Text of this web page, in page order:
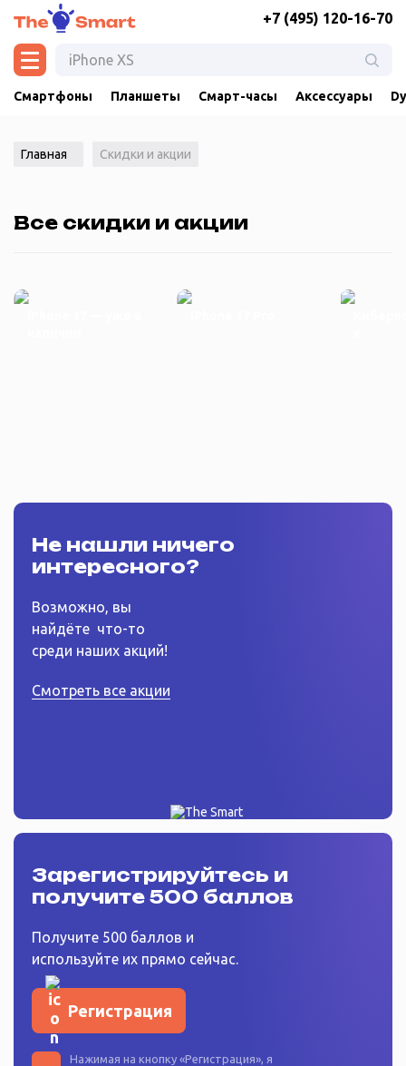
+7 (495) 120-16-70
Смартфоны Планшеты Смарт-часы Аксессуары
Главная Скидки и акции
Все скидки и акции
Не нашли ничего
интересного?
Возможно, вы
найдёте что-то
среди наших акций!
Смотреть все акции
Зарегистрируйтесь и
получите 500 баллов
Получите 500 баллов и
используйте их прямо сейчас.
Регистрация
Нажимая на кнопку «Регистрация», я